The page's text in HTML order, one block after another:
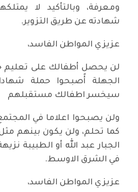
ومعرفة، وبالتأكيد لا
شهادته عن طريق التزوير.
عزيزي المواطن الفاسد،
لن يحصل أطفالك على تعليم
الجهلة أًصبحوا حملة
سيخسر اطفالك مستقبلهم
ولن يصبحوا اعلاما في
كما تحلم، ولن يكون بينهم
الجبار عبد الله أو الطبيبة
في الشرق الاوسط.
عزيزي المواطن الفاسد،